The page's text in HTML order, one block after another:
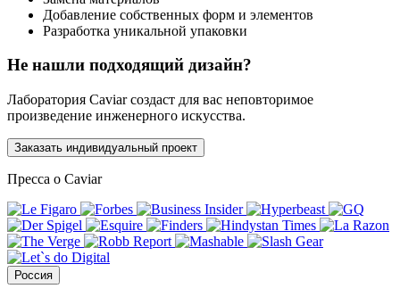
Добавление собственных форм и элементов
Разработка уникальной упаковки
Не нашли подходящий дизайн?
Лаборатория Caviar создаст для вас неповторимое
произведение инженерного искусства.
Заказать индивидуальный проект
Пресса о Caviar
Россия